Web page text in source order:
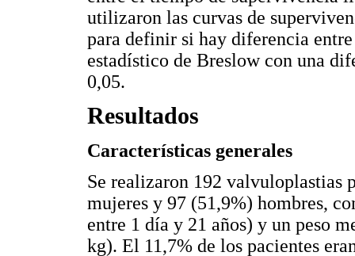
utilizaron las curvas de
para definir si hay diferencia
estadístico de Breslow con una
0,05.
Resultados
Características generales
Se realizaron 192 valvuloplastias
mujeres y 97 (51,9%) hombres,
entre 1 día y 21 años) y un peso
kg). El 11,7% de los pacientes